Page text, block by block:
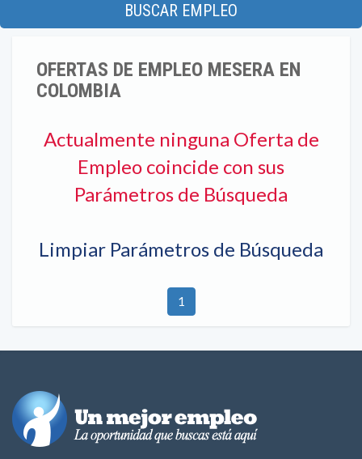
BUSCAR EMPLEO
OFERTAS DE EMPLEO MESERA EN
COLOMBIA
Actualmente ninguna Oferta de
Empleo coincide con sus
Parámetros de Búsqueda
Limpiar Parámetros de Búsqueda
1